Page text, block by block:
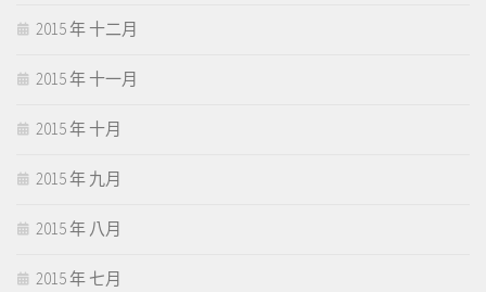
2015 年 十二月
2015 年 十一月
2015 年 十月
2015 年 九月
2015 年 八月
2015 年 七月